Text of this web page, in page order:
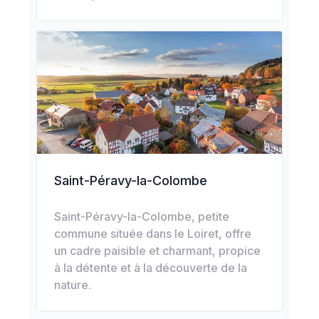
Saint-Péravy-la-Colombe
Saint-Péravy-la-Colombe, petite
commune située dans le Loiret, offre
un cadre paisible et charmant, propice
à la détente et à la découverte de la
nature.